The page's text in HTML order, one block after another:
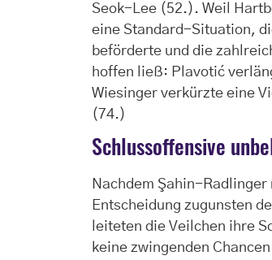
Seok-Lee (52.). Weil
eine Standard-Situation,
beförderte und die
hoffen ließ: Plavotić
Wiesinger verkürzte eine
(74.)
Schlussoffensive
Nachdem Şahin-
Entscheidung zugunsten
leiteten die Veilchen ihre
keine zwingenden